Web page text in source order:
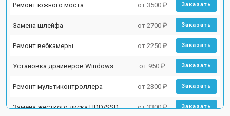
Ремонт южного моста от 3500 ₽ Заказать
Замена шлейфа от 2700 ₽ Заказать
Ремонт вебкамеры от 2250 ₽ Заказать
Установка драйверов Windows от 950 ₽ Заказать
Ремонт мультиконтроллера от 2300 ₽ Заказать
Замена жесткого диска HDD/SSD от 3300 ₽ Заказать